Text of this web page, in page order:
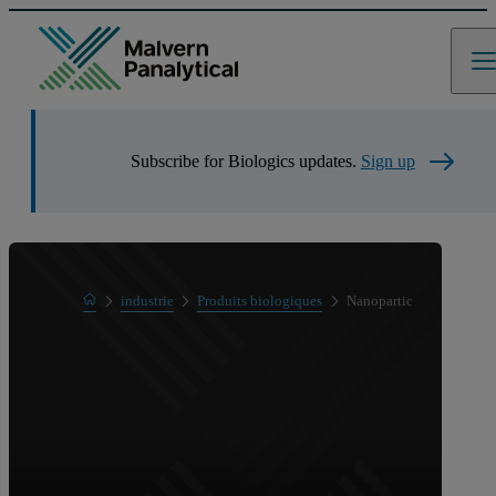
Subscribe for Biologics updates. Sign up
Homeindustrie Produits biologiques Nanoparticules